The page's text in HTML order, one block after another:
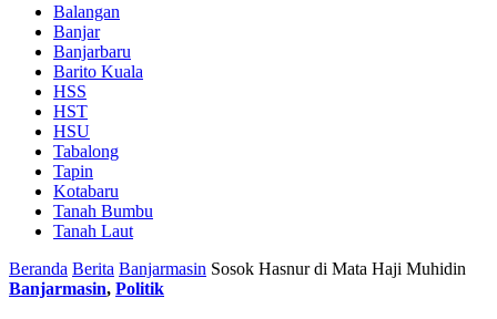
Balangan
Banjar
Banjarbaru
Barito Kuala
HSS
HST
HSU
Tabalong
Tapin
Kotabaru
Tanah Bumbu
Tanah Laut
Beranda Berita Banjarmasin Sosok Hasnur di Mata Haji Muhidin
Banjarmasin, Politik